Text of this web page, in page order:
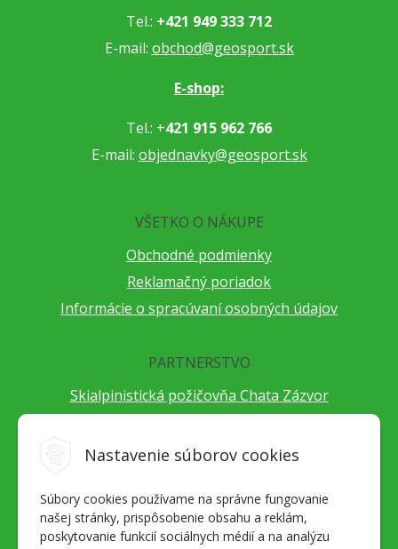
Nastavenie súborov cookies
Súbory cookies používame na správne fungovanie
našej stránky, prispôsobenie obsahu a reklám,
poskytovanie funkcií sociálnych médií a na analýzu
Tel.: +421 949 333 712
E-mail: obchod@geosport.sk
E-shop:
Tel.: +421 915 962 766
E-mail: objednavky@geosport.sk
VŠETKO O NÁKUPE
Obchodné podmienky
Reklamačný poriadok
Informácie o spracúvaní osobných údajov
PARTNERSTVO
Skialpinistická požičovňa Chata Zázvor
Cestovateľský festival Cestou necestou
Alpenverein Slovensko
Hore-dole Derešom